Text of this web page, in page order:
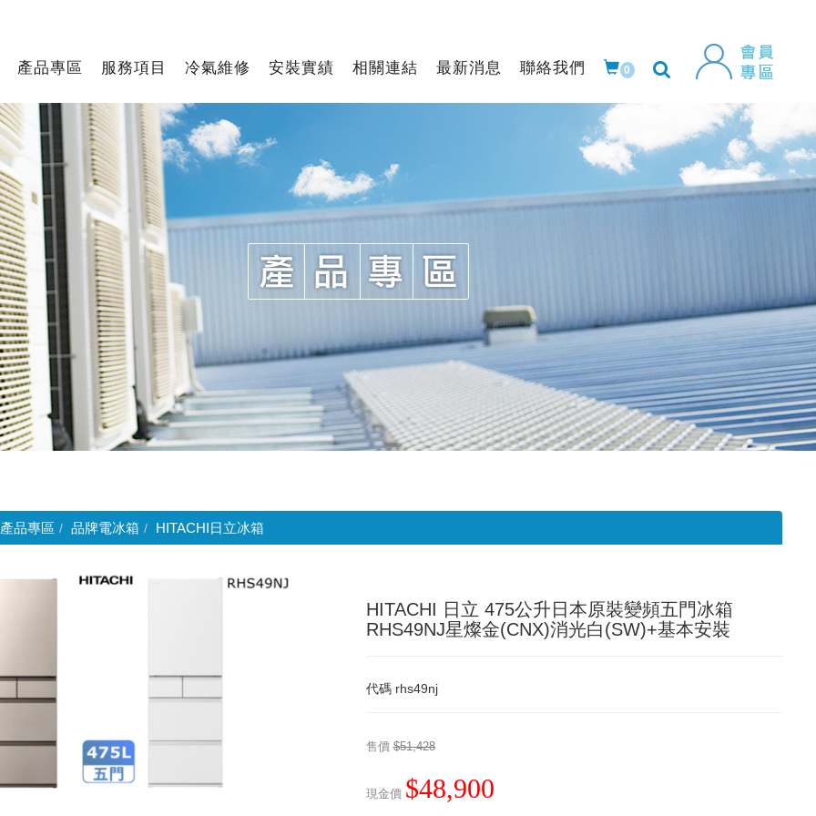
產品專區 服務項目 冷氣維修 安裝實績 相關連結 最新消息 聯絡我們 0
產品專區 品牌電冰箱 HITACHI日立冰箱
HITACHI 日立 475公升日本原裝變頻五門冰箱
RHS49NJ星燦金(CNX)消光白(SW)+基本安裝
代碼 rhs49nj
售價 $51,428
現金價 $48,900